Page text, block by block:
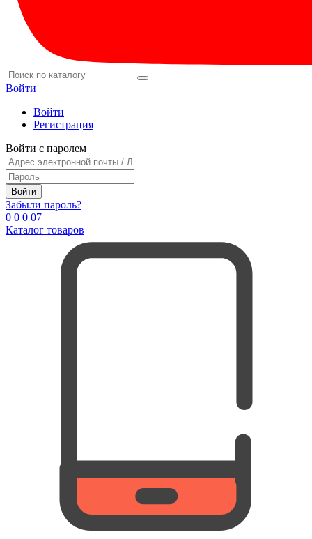
Войти
Войти
Регистрация
Войти с паролем
Войти
Забыли пароль?
0 0 0 07
Каталог товаров